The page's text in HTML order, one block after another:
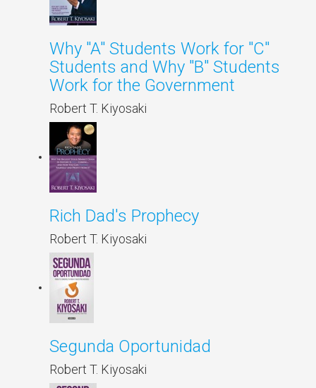
Why "A" Students Work for "C"
Students and Why "B" Students
Work for the Government
Robert T. Kiyosaki
Rich Dad's Prophecy
Robert T. Kiyosaki
Segunda Oportunidad
Robert T. Kiyosaki